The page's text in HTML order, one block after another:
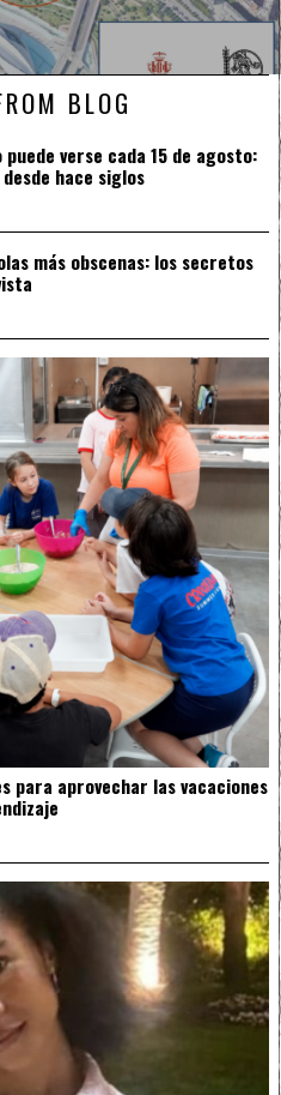
BLOG
verse cada 15 de agosto:
hace siglos
más obscenas: los secretos
para aprovechar las vacaciones